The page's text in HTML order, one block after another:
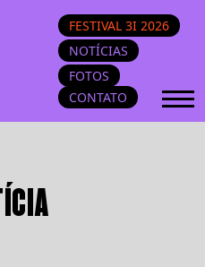
FESTIVAL 3I 2026
NOTÍCIAS
FOTOS
CONTATO